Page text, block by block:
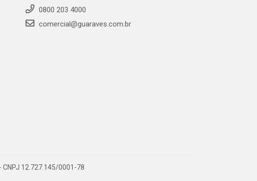
0800 203 4000
comercial@guaraves.com.br
CNPJ 12.727.145/0001-78